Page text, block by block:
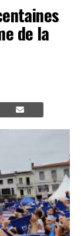
de la